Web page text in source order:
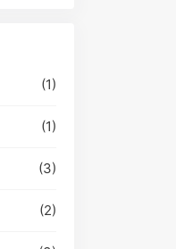
(1)
(1)
(3)
(2)